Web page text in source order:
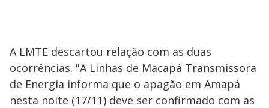
A LMTE descartou relação com as duas
ocorrências. "A Linhas de Macapá Transmissora
de Energia informa que o apagão em Amapá
nesta noite (17/11) deve ser confirmado com as